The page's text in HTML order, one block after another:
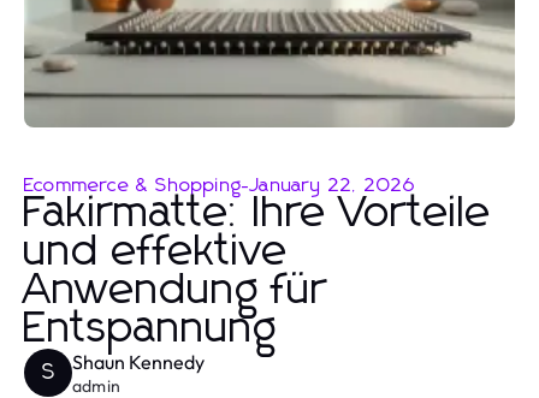
Ecommerce & Shopping-January 22, 2026
Fakirmatte: Ihre Vorteile
und effektive
Anwendung für
Entspannung
S Shaun Kennedy
admin